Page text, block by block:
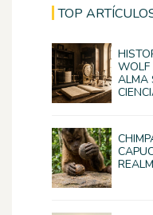
TOP
WOLF
ALMA